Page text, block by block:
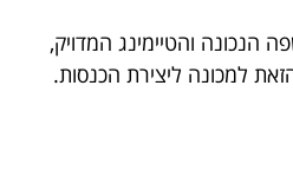
הנכונה והטיימינג המדויק,
למכונה ליצירת הכנסות.